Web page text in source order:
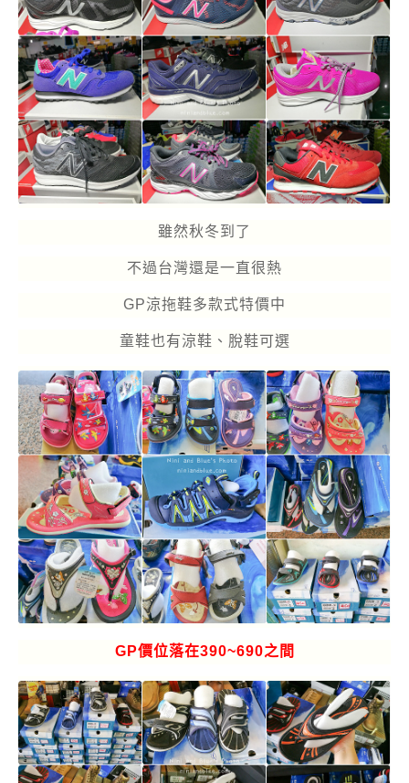
雖然秋冬到了
不過台灣還是一直很熱
GP涼拖鞋多款式特價中
童鞋也有涼鞋、脫鞋可選
GP價位落在390~690之間